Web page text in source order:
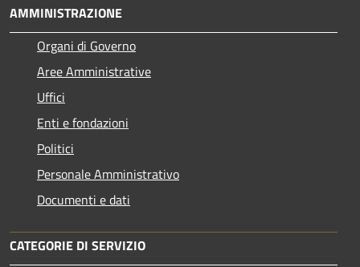
AMMINISTRAZIONE
Organi di Governo
Aree Amministrative
Uffici
Enti e fondazioni
Politici
Personale Amministrativo
Documenti e dati
CATEGORIE DI SERVIZIO